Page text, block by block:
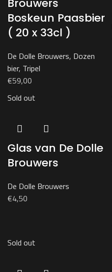
Boskeun Paasbier
( 20 x 33cl )
De Dolle Brouwers, Dozen
bier, Tripel
€59,00
Sold out
Glas van De Dolle
Brouwers
De Dolle Brouwers
€4,50
Sold out